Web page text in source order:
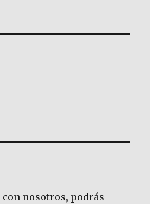
nosotros, podrás